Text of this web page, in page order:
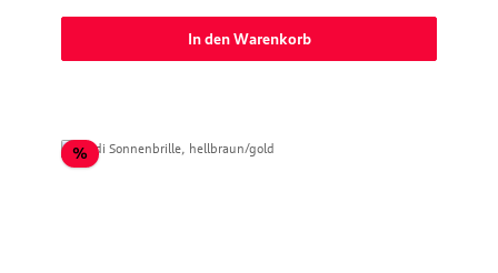
In den Warenkorb
%Rabatt